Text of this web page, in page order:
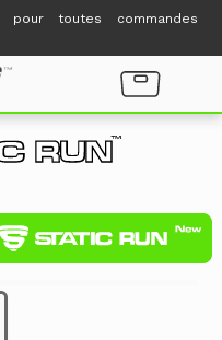
pour toutes commandes